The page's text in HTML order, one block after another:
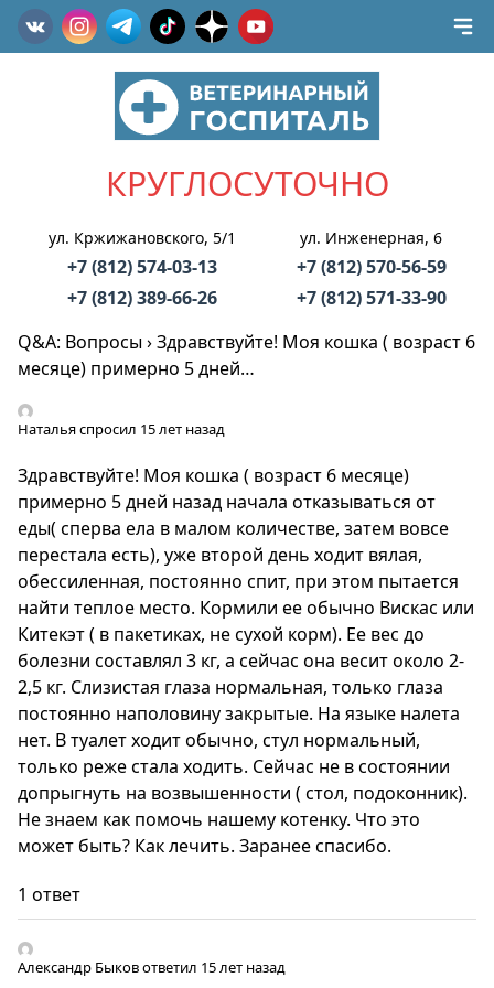
КРУГЛОСУТОЧНО
ул. Кржижановского, 5/1
+7 (812) 574-03-13
+7 (812) 389-66-26
ул. Инженерная, 6
+7 (812) 570-56-59
+7 (812) 571-33-90
Q&A: Вопросы›Здравствуйте! Моя кошка ( возраст 6
месяце) примерно 5 дней…
Натальяспросил 15 лет назад
Здравствуйте! Моя кошка ( возраст 6 месяце)
примерно 5 дней назад начала отказываться от
еды( сперва ела в малом количестве, затем вовсе
перестала есть), уже второй день ходит вялая,
обессиленная, постоянно спит, при этом пытается
найти теплое место. Кормили ее обычно Вискас или
Китекэт ( в пакетиках, не сухой корм). Ее вес до
болезни составлял 3 кг, а сейчас она весит около 2-
2,5 кг. Слизистая глаза нормальная, только глаза
постоянно наполовину закрытые. На языке налета
нет. В туалет ходит обычно, стул нормальный,
только реже стала ходить. Сейчас не в состоянии
допрыгнуть на возвышенности ( стол, подоконник).
Не знаем как помочь нашему котенку. Что это
может быть? Как лечить. Заранее спасибо.
1 ответ
Александр Быковответил 15 лет назад